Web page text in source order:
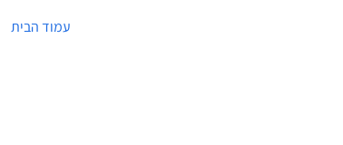
עמוד הבית